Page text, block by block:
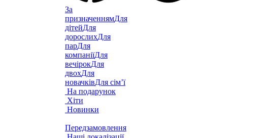
За
призначеннямДля
дітейДля
дорослихДля
парДля
компаніїДля
вечірокДля
двохДля
новачківДля сім’ї
На подарунок
Хіти
Новинки
Передзамовлення